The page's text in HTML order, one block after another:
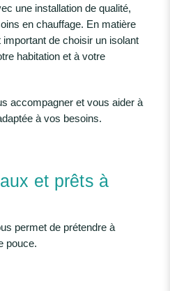
une installation de qualité,
en chauffage. En matière
important de choisir un isolant
habitation et à votre
accompagner et vous aider à
à vos besoins.
et prêts à
permet de prétendre à
pouce.